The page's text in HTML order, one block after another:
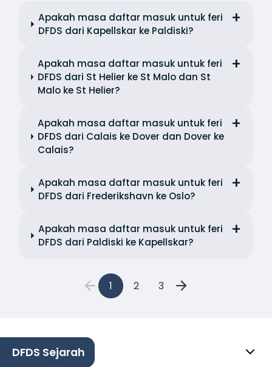
Apakah masa daftar masuk untuk feri
DFDS dari Kapellskar ke Paldiski?
Apakah masa daftar masuk untuk feri
DFDS dari St Helier ke St Malo dan St
Malo ke St Helier?
Apakah masa daftar masuk untuk feri
DFDS dari Calais ke Dover dan Dover ke
Calais?
Apakah masa daftar masuk untuk feri
DFDS dari Frederikshavn ke Oslo?
Apakah masa daftar masuk untuk feri
DFDS dari Paldiski ke Kapellskar?
1 2 3
DFDS Sejarah